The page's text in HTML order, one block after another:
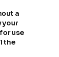
a
your
use
the